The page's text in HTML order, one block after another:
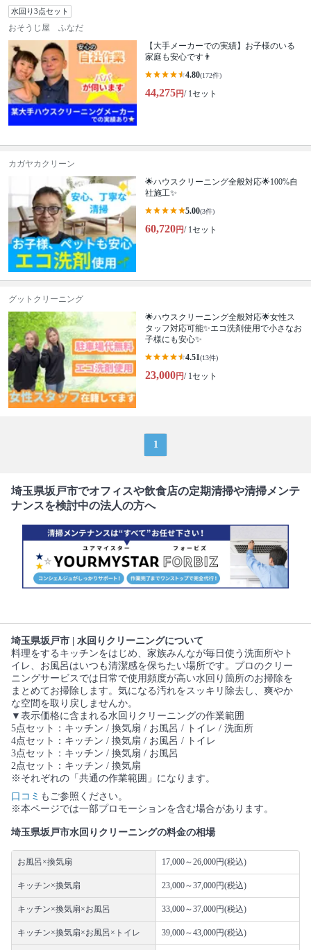
水回り3点セット
おそうじ屋 ふなだ
【大手メーカーでの実績】お子様のいる
家庭も安心です👨
4.80(172件)
44,275円/ 1セット
カガヤカクリーン
🌟ハウスクリーニング全般対応🌟100%自
社施工✨
5.00(3件)
60,720円/ 1セット
グットクリーニング
🌟ハウスクリーニング全般対応🌟女性ス
タッフ対応可能✨エコ洗剤使用で小さなお
子様にも安心✨
4.51(13件)
23,000円/ 1セット
1
埼玉県坂戸市でオフィスや飲食店の定期清掃や清掃メンテ
ナンスを検討中の法人の方へ
埼玉県坂戸市 | 水回りクリーニングについて
料理をするキッチンをはじめ、家族みんなが毎日使う洗面所やト
イレ、お風呂はいつも清潔感を保ちたい場所です。プロのクリー
ニングサービスでは日常で使用頻度が高い水回り箇所のお掃除を
まとめてお掃除します。気になる汚れをスッキリ除去し、爽やか
な空間を取り戻しませんか。
▼表示価格に含まれる水回りクリーニングの作業範囲
5点セット：キッチン / 換気扇 / お風呂 / トイレ / 洗面所
4点セット：キッチン / 換気扇 / お風呂 / トイレ
3点セット：キッチン / 換気扇 / お風呂
2点セット：キッチン / 換気扇
※それぞれの「共通の作業範囲」になります。
口コミ もご参照ください。
※本ページでは一部プロモーションを含む場合があります。
埼玉県坂戸市水回りクリーニングの料金の相場
お風呂×換気扇 17,000～26,000円(税込)
キッチン×換気扇 23,000～37,000円(税込)
キッチン×換気扇×お風呂 33,000～37,000円(税込)
キッチン×換気扇×お風呂×トイレ 39,000～43,000円(税込)